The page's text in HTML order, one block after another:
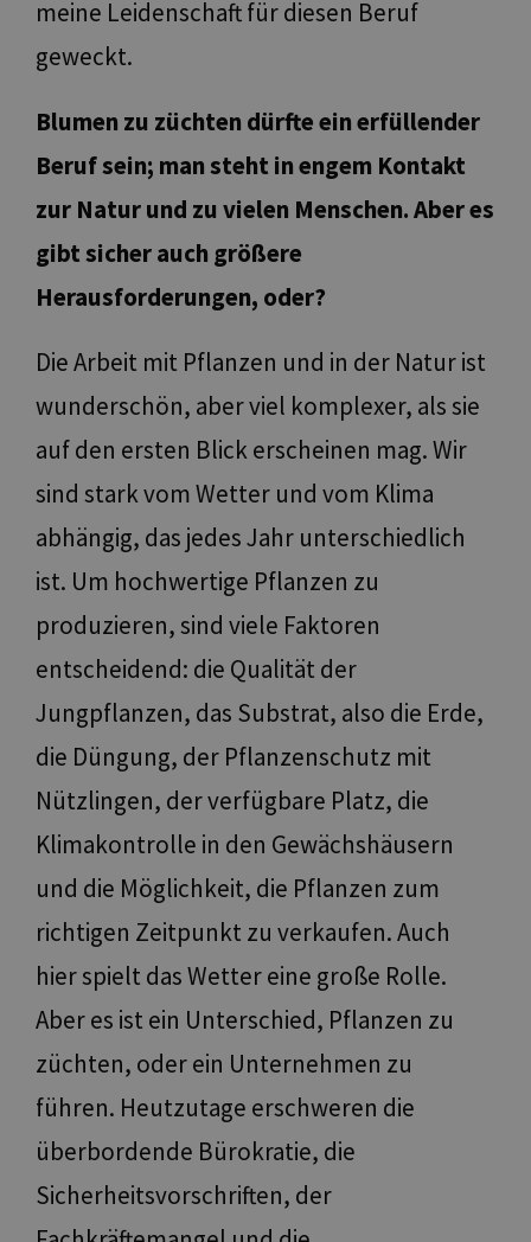
meine Leidenschaft für diesen Beruf
geweckt.
Blumen zu züchten dürfte ein erfüllender
Beruf sein; man steht in engem Kontakt
zur Natur und zu vielen Menschen. Aber es
gibt sicher auch größere
Herausforderungen, oder?
Die Arbeit mit Pflanzen und in der Natur ist
wunderschön, aber viel komplexer, als sie
auf den ersten Blick erscheinen mag. Wir
sind stark vom Wetter und vom Klima
abhängig, das jedes Jahr unterschiedlich
ist. Um hochwertige Pflanzen zu
produzieren, sind viele Faktoren
entscheidend: die Qualität der
Jungpflanzen, das Substrat, also die Erde,
die Düngung, der Pflanzenschutz mit
Nützlingen, der verfügbare Platz, die
Klimakontrolle in den Gewächshäusern
und die Möglichkeit, die Pflanzen zum
richtigen Zeitpunkt zu verkaufen. Auch
hier spielt das Wetter eine große Rolle.
Aber es ist ein Unterschied, Pflanzen zu
züchten, oder ein Unternehmen zu
führen. Heutzutage erschweren die
überbordende Bürokratie, die
Sicherheitsvorschriften, der